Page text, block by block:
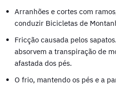
Arranhões e cortes com
conduzir Bicicletas de
Fricção causada pelos
absorvem a transpiração de
afastada dos pés.
O frio, mantendo os pés e a